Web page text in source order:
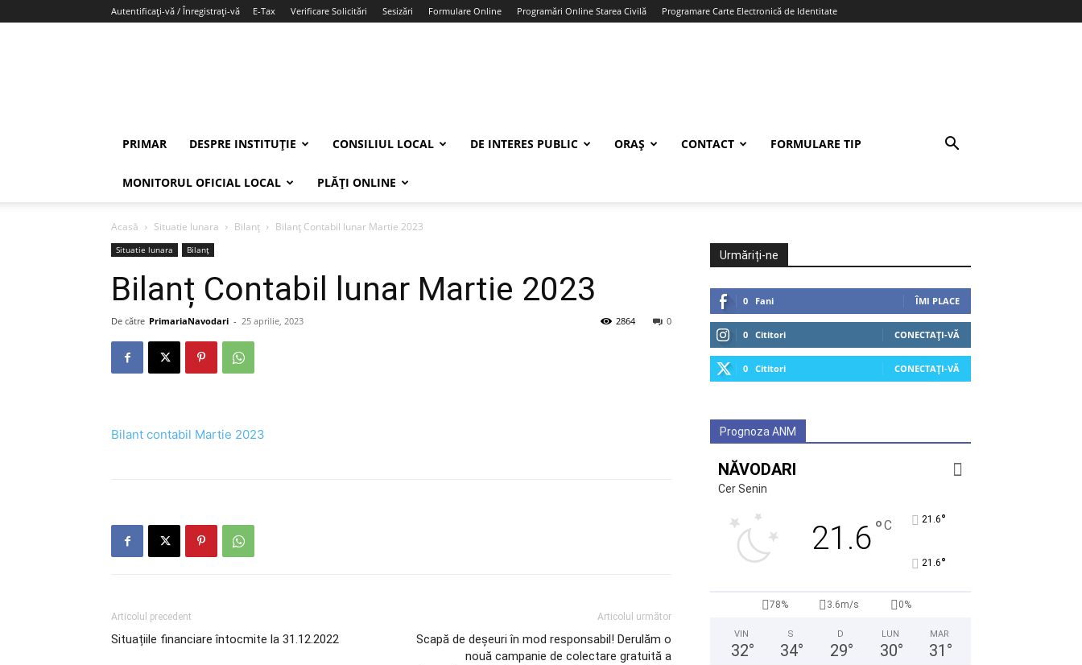
Autentificați-vă / Înregistrați-vă E-Tax Verificare Solicitări Sesizări Formulare Online Programări Online Starea Civilă Programare Carte Electronică de Identitate
PRIMAR DESPRE INSTITUȚIE CONSILIUL LOCAL DE INTERES PUBLIC ORAȘ CONTACT FORMULARE TIP
MONITORUL OFICIAL LOCAL PLĂȚI ONLINE
Acasă Situatie lunara Bilanț Bilanț Contabil lunar Martie 2023
Situatie lunara Bilanț
Bilanț Contabil lunar Martie 2023
De către PrimariaNavodari - 25 aprilie, 2023 0
2864
Bilant contabil Martie 2023
Articolul precedent
Situațiile financiare întocmite la 31.12.2022
Articolul următor
Scapă de deșeuri în mod responsabil! Derulăm o
nouă campanie de colectare gratuită a
Urmăriți-ne
0 Fani ÎMI PLACE
0 Cititori CONECTAȚI-VĂ
0 Cititori CONECTAȚI-VĂ
Prognoza ANM
NĂVODARI
Cer Senin
21.6°C 21.6°
21.6°
78% 3.6m/s 0%
VIN
32°
S
34°
D
29°
LUN
30°
MAR
31 °